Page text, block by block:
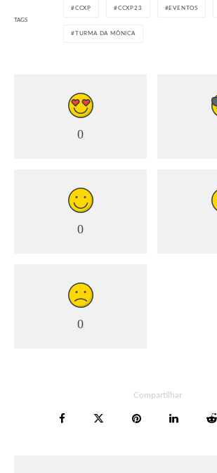
TAGS
CCXP CCXP23 EVENTOS
TURMA DA MÔNICA
0
0
0
Compartilhar